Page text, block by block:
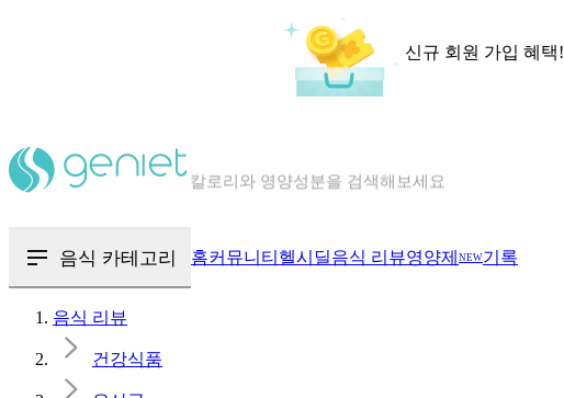
신규 회원 가입 혜택!
혈당 · 다이어트 음식 검색해보세요
음식 카테고리 홈커뮤니티 헬시딜음식 리뷰영양제 NEW기록
음식 리뷰
건강식품